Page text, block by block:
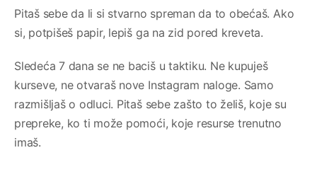
Pitaš sebe da li si stvarno spreman da to obećaš. Ako
si, potpišeš papir, lepiš ga na zid pored kreveta.
Sledeća 7 dana se ne baciš u taktiku. Ne kupuješ
kurseve, ne otvaraš nove Instagram naloge. Samo
razmišljaš o odluci. Pitaš sebe zašto to želiš, koje su
prepreke, ko ti može pomoći, koje resurse trenutno
imaš.